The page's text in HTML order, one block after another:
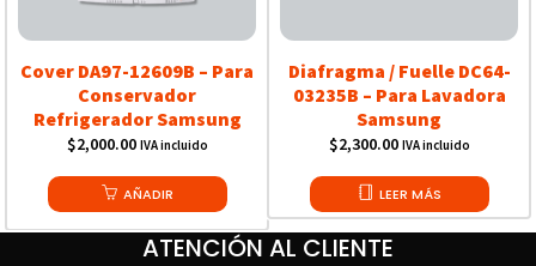
Cover DA97-12609B – Para
Conservador
Refrigerador Samsung
$2,000.00 IVA incluido
AÑADIR
Diafragma / Fuelle DC64-
03235B – Para Lavadora
Samsung
$2,300.00 IVA incluido
LEER MÁS
ATENCIÓN AL CLIENTE